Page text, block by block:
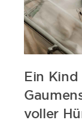
Ein
voller